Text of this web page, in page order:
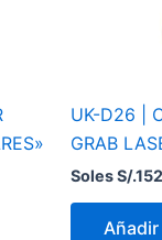
UK-D26 |
GRAB
Soles S/.